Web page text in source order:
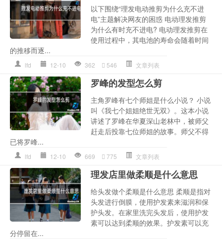
以下围绕“理发电动推剪为什么充不进
电”主题解决网友的困惑 电动理发推剪
为什么有时充不进电? 电动理发推剪在
使用过程中，其电池的寿命会随着时间
的推移而逐...
lfd 12-10 362 546 文章列表
罗峰的发型怎么剪
主角罗峰有七个师姐是什么小说？ 小说
叫《我七个姐姐绝世无双》。这本小说
讲述了罗峰在华夏深山老林中，被师父
赶走后投靠七位师姐的故事。师父不得
已将罗峰...
lfd 12-10 669 775 文章列表
理发店里做柔顺是什么意思
给头发做个柔顺是什么意思 柔顺是指对
头发进行倒膜，使用护发素来滋润和保
护头发。在家里洗完头发后，使用护发
素可以达到柔顺的效果。护发素可以充
分停留在...